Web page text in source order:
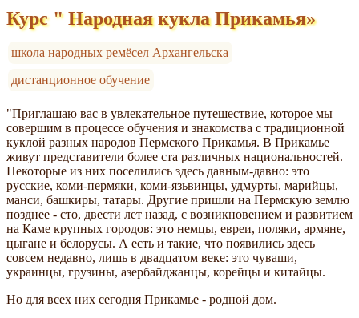
Курс " Народная кукла Прикамья»
школа народных ремёсел Архангельска
дистанционное обучение
"Приглашаю вас в увлекательное путешествие, которое мы
совершим в процессе обучения и знакомства с традиционной
куклой разных народов Пермского Прикамья. В Прикамье
живут представители более ста различных национальностей.
Некоторые из них поселились здесь давным-давно: это
русские, коми-пермяки, коми-язьвинцы, удмурты, марийцы,
манси, башкиры, татары. Другие пришли на Пермскую землю
позднее - сто, двести лет назад, с возникновением и развитием
на Каме крупных городов: это немцы, евреи, поляки, армяне,
цыгане и белорусы. А есть и такие, что появились здесь
совсем недавно, лишь в двадцатом веке: это чуваши,
украинцы, грузины, азербайджанцы, корейцы и китайцы.
Но для всех них сегодня Прикамье - родной дом.